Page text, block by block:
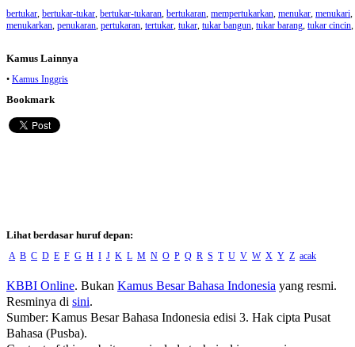
bertukar, bertukar-tukar, bertukar-tukaran, bertukaran, mempertukarkan, menukar, menukari,
menukarkan, penukaran, pertukaran, tertukar, tukar, tukar bangun, tukar barang, tukar cincin,
Kamus Lainnya
• Kamus Inggris
Bookmark
Lihat berdasar huruf depan:
A B C D E F G H I J K L M N O P Q R S T U V W X Y Z acak
KBBI Online. Bukan Kamus Besar Bahasa Indonesia yang resmi.
Resminya di sini.
Sumber: Kamus Besar Bahasa Indonesia edisi 3. Hak cipta Pusat
Bahasa (Pusba).